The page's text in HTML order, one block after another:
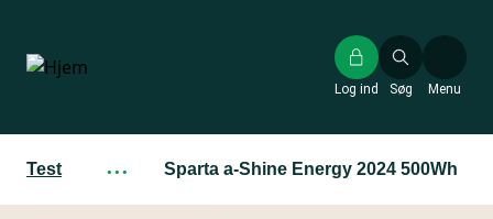
hovedindhold
Søg
Log ind Menu
Test ··· Sparta a-Shine Energy 2024 500Wh